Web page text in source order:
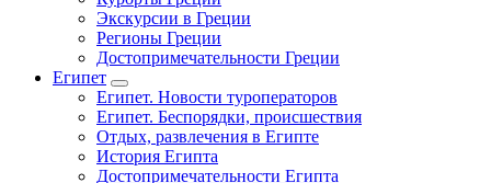
Экскурсии в Греции
Регионы Греции
Достопримечательности Греции
Египет
Египет. Новости туроператоров
Египет. Беспорядки, происшествия
Отдых, развлечения в Египте
История Египта
Достопримечательности Египта